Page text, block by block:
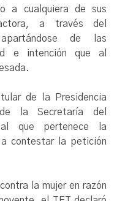
a cualquiera de sus
a través del
de las
e intención que al
de la Presidencia
la Secretaría del
al que pertenece la
contestar la petición
la mujer en razón